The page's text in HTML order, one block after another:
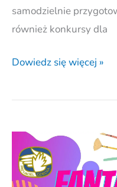
samodzielnie
również konkursy dla
Dowiedz się więcej »
Konkurs
plastyczny”Fantazja
ach